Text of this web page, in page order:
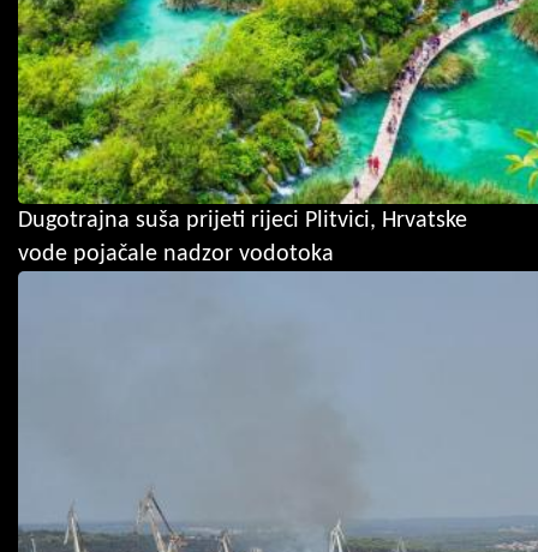
Dugotrajna suša prijeti rijeci Plitvici, Hrvatske
vode pojačale nadzor vodotoka